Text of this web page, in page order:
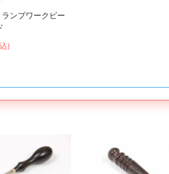
ンプワークビー
)